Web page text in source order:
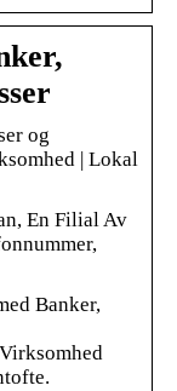
og
| Lokal
En Filial Av
Banker,